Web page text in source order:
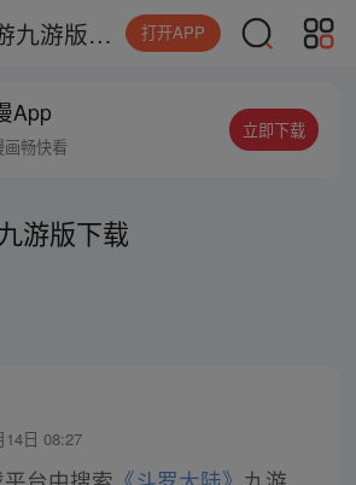
斗罗大陆手游九游版下载 打开APP
App
畅快看
立即下载
游版下载
14日 08:27